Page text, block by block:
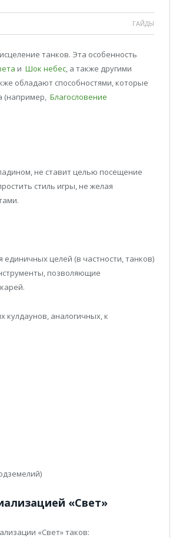
ГАЙДЫ
танков. Эта особенность
и Шок небес, а также другими
обладают способностями, которые
(например, Благословение
не ставит целью посещение
стиль игры, не желая
целей (в частности, танков)
позволяющие
аналогичных, к
«Свет»
«Свет» таков: